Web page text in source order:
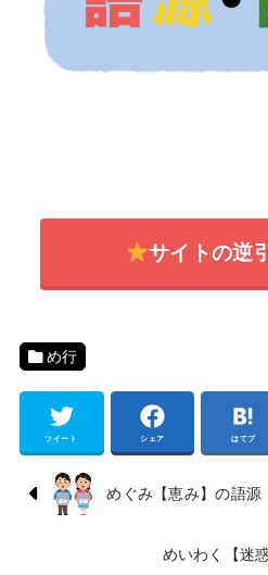
サイトの逆
め行
ツイート シェア はてブ
めぐみ【恵み】の語源
めいわく【迷